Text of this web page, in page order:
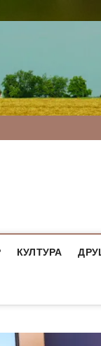
КУЛТУРА